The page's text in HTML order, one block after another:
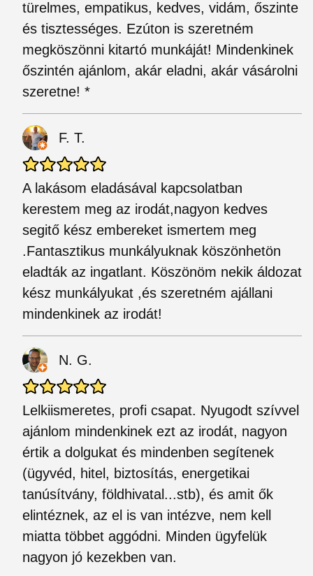
türelmes, empatikus, kedves, vidám, őszinte
és tisztességes. Ezúton is szeretném
megköszönni kitartó munkáját! Mindenkinek
őszintén ajánlom, akár eladni, akár vásárolni
szeretne! *
F. T.
A lakásom eladásával kapcsolatban
kerestem meg az irodát,nagyon kedves
segitő kész embereket ismertem meg
.Fantasztikus munkályuknak köszönhetön
eladták az ingatlant. Köszönöm nekik áldozat
kész munkályukat ,és szeretném ajállani
mindenkinek az irodát!
N. G.
Lelkiismeretes, profi csapat. Nyugodt szívvel
ajánlom mindenkinek ezt az irodát, nagyon
értik a dolgukat és mindenben segítenek
(ügyvéd, hitel, biztosítás, energetikai
tanúsítvány, földhivatal...stb), és amit ők
elintéznek, az el is van intézve, nem kell
miatta többet aggódni. Minden ügyfelük
nagyon jó kezekben van.